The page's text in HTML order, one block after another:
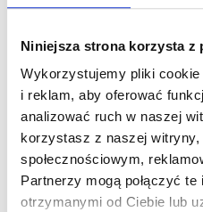
Niniejsza strona korzysta z
Wykorzystujemy pliki
i reklam, aby oferować
analizować ruch w naszej
korzystasz z naszej witryny,
społecznościowym,
Partnerzy mogą połączyć
otrzymanymi od Ciebie lub
ARTICLE:25447